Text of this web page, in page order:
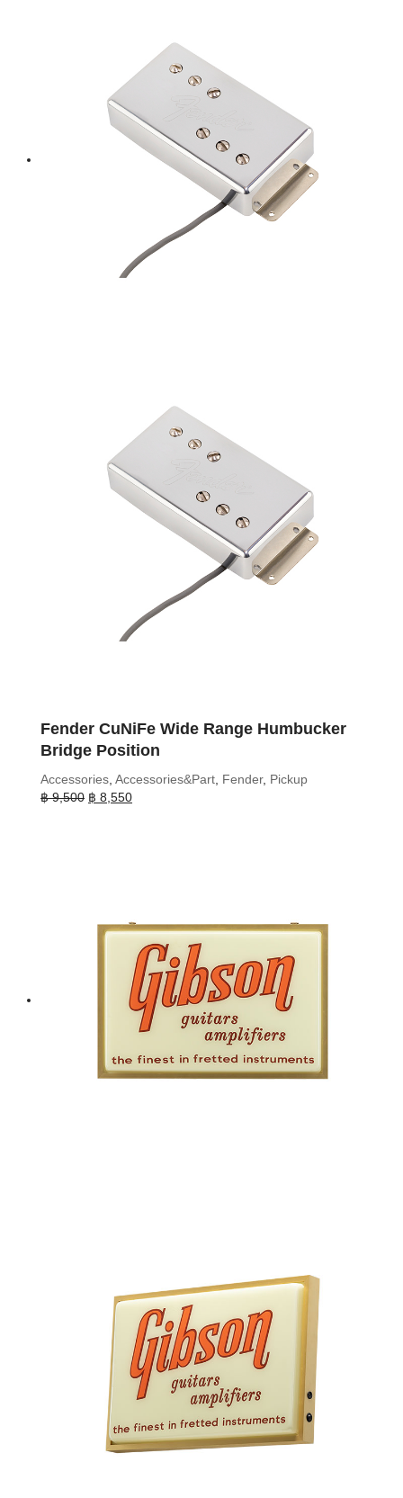
Fender CuNiFe Wide Range Humbucker
Bridge Position
Accessories, Accessories&Part, Fender, Pickup
฿9,500 Original
฿ 8,550Current